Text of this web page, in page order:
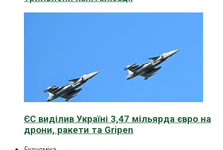
ЄС виділив Україні 3,47 мільярда євро на
дрони, ракети та Gripen